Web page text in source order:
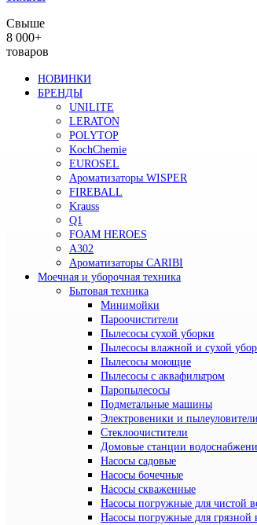
Свыше
8 000+
товаров
НОВИНКИ
БРЕНДЫ
UNILITE
LERATON
POLYTOP
KochChemie
EUROSEL
Ароматизаторы WISPER
FIREBALL
Krauss
Q1
FOAM HEROES
A302
Ароматизаторы CARIBI
Моечная и уборочная техника
Бытовая техника
Минимойки
Пароочистители
Пылесосы сухой уборки
Пылесосы влажной и сухой
Пылесосы моющие
Пылесосы с аквафильтром
Паропылесосы
Подметальные машины
Электровеники и пылеуловители
Стеклоочистители
Домовые станции
Насосы садовые
Насосы бочечные
Насосы скваженные
Насосы погружные для чистой
Насосы погружные для грязной